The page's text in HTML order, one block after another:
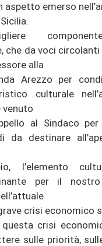
aspetto emerso
che da voci
alla
Arezzo per
culturale
venuto
al Sindaco
da destinare
l’elemento
per il
crisi economico
questa crisi
sulle priorità,